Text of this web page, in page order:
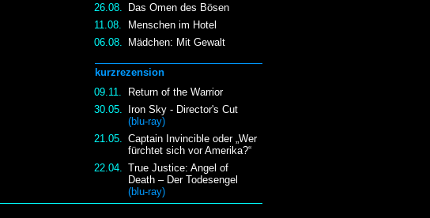
26.08.
Das Omen des Bösen
11.08.
Menschen im Hotel
06.08.
Mädchen: Mit Gewalt
kurzrezension
09.11.
Return of the Warrior
30.05.
Iron Sky - Director's Cut
(blu-ray)
21.05.
Captain Invincible oder „Wer
fürchtet sich vor Amerika?“
22.04.
True Justice: Angel of
Death – Der Todesengel
(blu-ray)